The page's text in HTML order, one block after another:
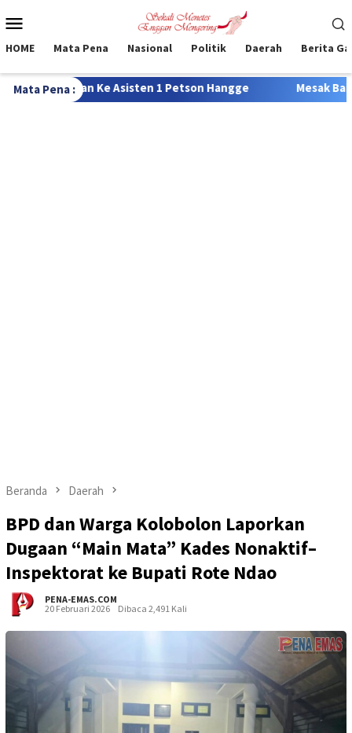
ke
Mobile
HOME Mata Pena Nasional Politik Daerah Berita
Mata Pena :
1 Petson Hangge Mesak Bailao:Tidak Mau
Beranda Daerah
BPD dan Warga Kolobolon Laporkan
Dugaan “Main Mata” Kades Nonaktif–
Inspektorat ke Bupati Rote Ndao
PENA-EMAS.COM
20 Februari 2026
Dibaca 2,491 Kali